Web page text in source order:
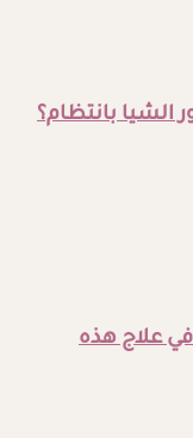
الشيا بانتظام؟
علاج هذه